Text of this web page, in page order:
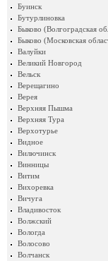
Буинск
Бутурлиновка
Быково (Волгоградская
Быково (Московская
Валуйки
Великий Новгород
Вельск
Верещагино
Верея
Верхняя Пышма
Верхняя Тура
Верхотурье
Видное
Вилючинск
Винницы
Витим
Вихоревка
Вичуга
Владивосток
Волжский
Вологда
Волосово
Волчанск